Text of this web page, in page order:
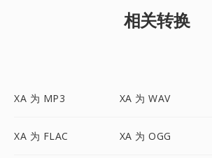
相关转换
XA 为 MP3 XA 为 WAV
XA 为 FLAC XA 为 OGG